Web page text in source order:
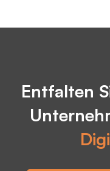
Entfalten